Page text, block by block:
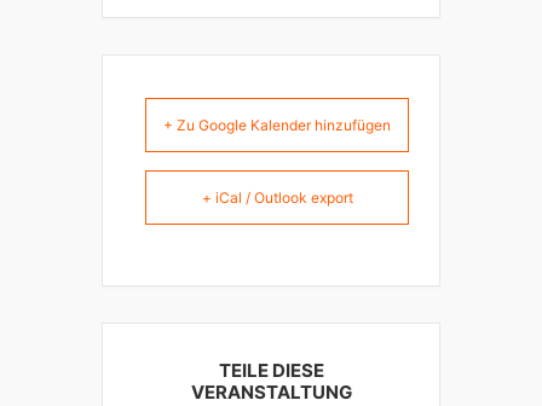
+ Zu Google Kalender hinzufügen
+ iCal / Outlook export
TEILE DIESE
VERANSTALTUNG